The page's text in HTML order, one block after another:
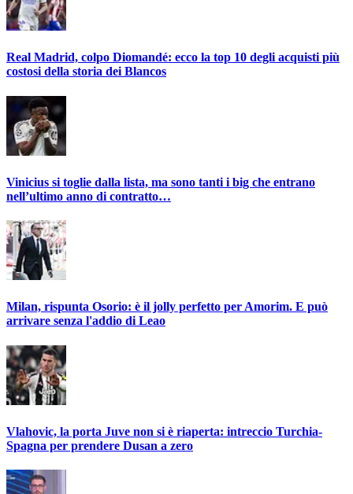
Real Madrid, colpo Diomandé: ecco la top 10 degli acquisti più
costosi della storia dei Blancos
Vinicius si toglie dalla lista, ma sono tanti i big che entrano
nell’ultimo anno di contratto…
Milan, rispunta Osorio: è il jolly perfetto per Amorim. E può
arrivare senza l'addio di Leao
Vlahovic, la porta Juve non si è riaperta: intreccio Turchia-
Spagna per prendere Dusan a zero